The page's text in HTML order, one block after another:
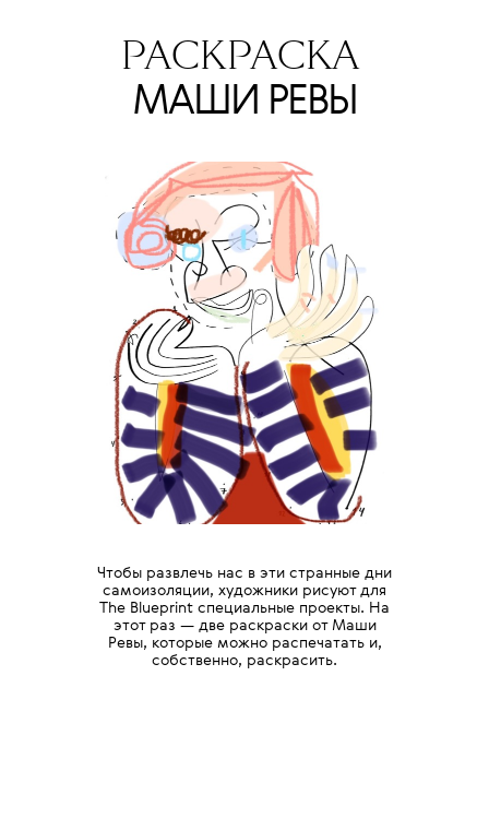
РАСКРАСКА
МАШИ РЕВЫ
Чтобы развлечь нас в эти странные дни
самоизоляции, художники рисуют для
The Blueprint специальные проекты. На
этот раз — две раскраски от Маши
Ревы, которые можно распечатать и,
собственно, раскрасить.